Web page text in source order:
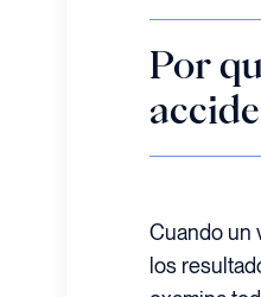
Por
Cuando un
los